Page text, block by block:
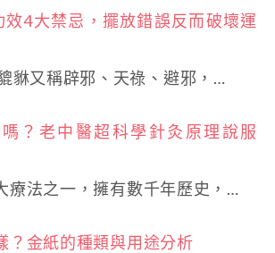
效4大禁忌，擺放錯誤反而破壞運
貅又稱辟邪、天祿、避邪，…
？老中醫超科學針灸原理說服
療法之一，擁有數千年歷史，…
？金紙的種類與用途分析